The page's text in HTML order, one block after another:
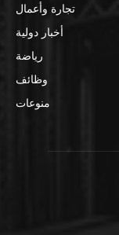
تجارة وأعمال
أخبار دولية
رياضة
وظائف
منوعات